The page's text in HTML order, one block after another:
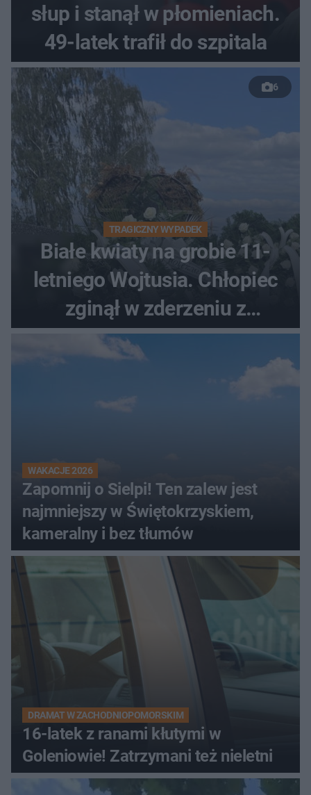
słup i stanął w płomieniach.
49-latek trafił do szpitala
6
TRAGICZNY WYPADEK
Białe kwiaty na grobie 11-
letniego Wojtusia. Chłopiec
zginął w zderzeniu z
kombajnem
WAKACJE 2026
Zapomnij o Sielpi! Ten zalew jest
najmniejszy w Świętokrzyskiem,
kameralny i bez tłumów
DRAMAT W ZACHODNIOPOMORSKIM
16-latek z ranami kłutymi w
Goleniowie! Zatrzymani też nieletni